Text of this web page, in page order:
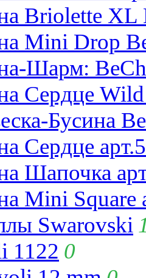
Briolette XL
Mini Drop
Шарм:
Сердце
Бусина
Сердце
Шапочка
Mini Square
Swarovski
1122 0